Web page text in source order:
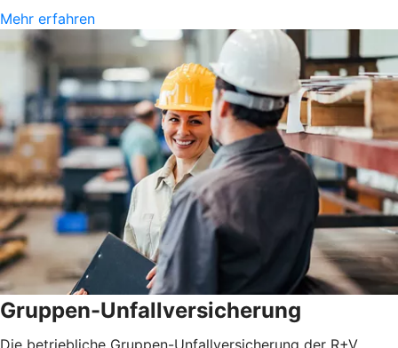
Mehr erfahren
Gruppen-Unfallversicherung
Die betriebliche Gruppen-Unfallversicherung der R+V